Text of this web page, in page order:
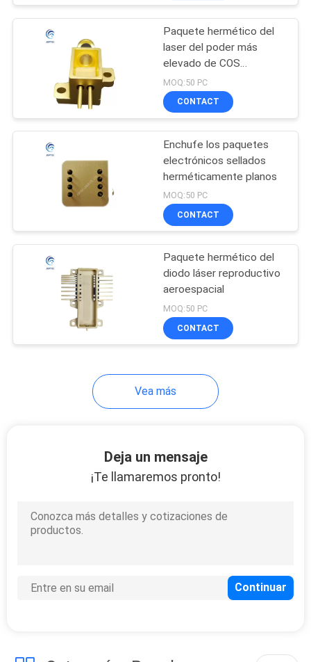
Paquete infrarrojo
hermético del
detector
Paquete TO46
Cristales del laser
Paquete hermético del
laser del poder más
elevado de COS
Mounting 2pin
MOQ:50 PC
CONTACT
Enchufe los paquetes
electrónicos sellados
herméticamente planos
MOQ:50 PC
CONTACT
Paquete hermético del
diodo láser reproductivo
aeroespacial
MOQ:50 PC
CONTACT
Vea más
Deja un mensaje
¡Te llamaremos pronto!